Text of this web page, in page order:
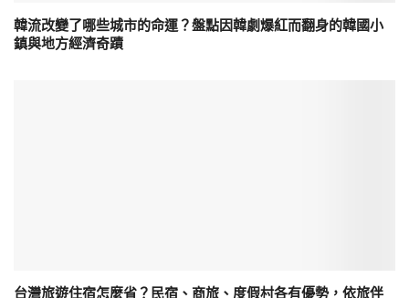
韓流改變了哪些城市的命運？盤點因韓劇爆紅而翻身的韓國小
鎮與地方經濟奇蹟
台灣旅遊住宿怎麼省？民宿、商旅、度假村各有優勢，依旅伴